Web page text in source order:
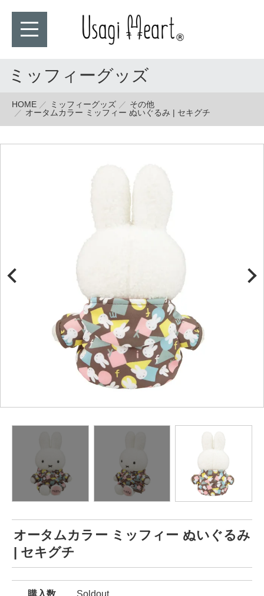
ミッフィーグッズ
HOME ミッフィーグッズ
その他
オータムカラー ミッフィー ぬいぐるみ | セキグチ
オータムカラー ミッフィー ぬいぐるみ
| セキグチ
購入数 Soldout